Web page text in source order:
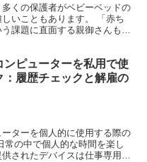
くの保護者がベビーベッドの
いこともあります。 「赤ち
課題に直面する親御さんも多
ンピューターを私用で使
：履歴チェックと解雇の
ターを個人的に使用する際の
の中で個人的な時間を楽し
されたデバイスは仕事専用と